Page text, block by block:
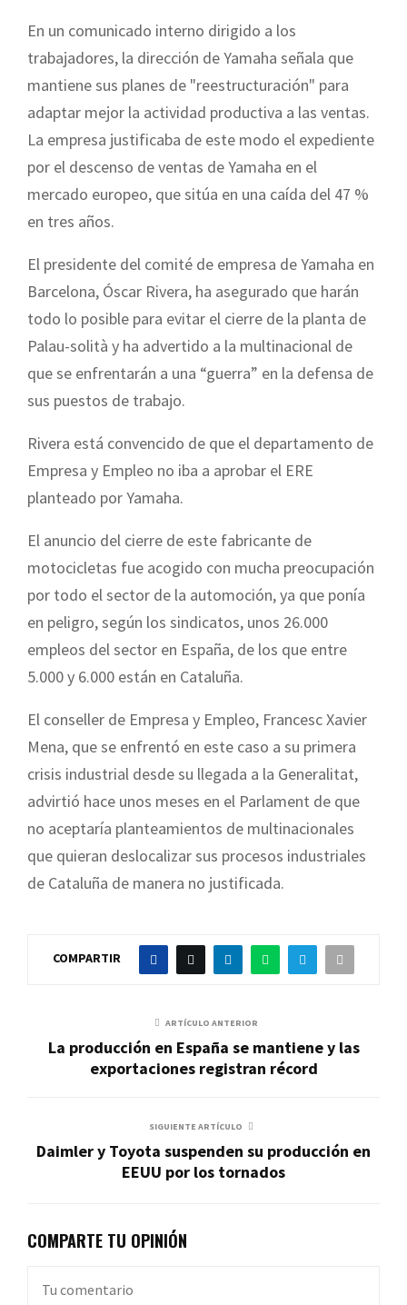
En un comunicado interno dirigido a los
trabajadores, la dirección de Yamaha señala que
mantiene sus planes de "reestructuración" para
adaptar mejor la actividad productiva a las ventas.
La empresa justificaba de este modo el expediente
por el descenso de ventas de Yamaha en el
mercado europeo, que sitúa en una caída del 47 %
en tres años.
El presidente del comité de empresa de Yamaha en
Barcelona, Óscar Rivera, ha asegurado que harán
todo lo posible para evitar el cierre de la planta de
Palau-solità y ha advertido a la multinacional de
que se enfrentarán a una “guerra” en la defensa de
sus puestos de trabajo.
Rivera está convencido de que el departamento de
Empresa y Empleo no iba a aprobar el ERE
planteado por Yamaha.
El anuncio del cierre de este fabricante de
motocicletas fue acogido con mucha preocupación
por todo el sector de la automoción, ya que ponía
en peligro, según los sindicatos, unos 26.000
empleos del sector en España, de los que entre
5.000 y 6.000 están en Cataluña.
El conseller de Empresa y Empleo, Francesc Xavier
Mena, que se enfrentó en este caso a su primera
crisis industrial desde su llegada a la Generalitat,
advirtió hace unos meses en el Parlament de que
no aceptaría planteamientos de multinacionales
que quieran deslocalizar sus procesos industriales
de Cataluña de manera no justificada.
COMPARTIR
ARTÍCULO ANTERIOR
La producción en España se mantiene y las
exportaciones registran récord
SIGUIENTE ARTÍCULO
Daimler y Toyota suspenden su producción en
EEUU por los tornados
COMPARTE TU OPINIÓN